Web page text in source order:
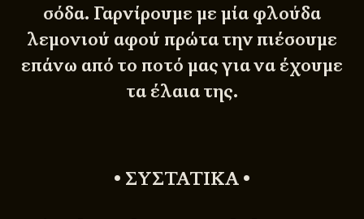
σόδα. Γαρνίρουμε με μία φλούδα
λεμονιού αφού πρώτα την πιέσουμε
επάνω από το ποτό μας για να έχουμε
τα έλαια της.
• ΣΥΣΤΑΤΙΚΑ •